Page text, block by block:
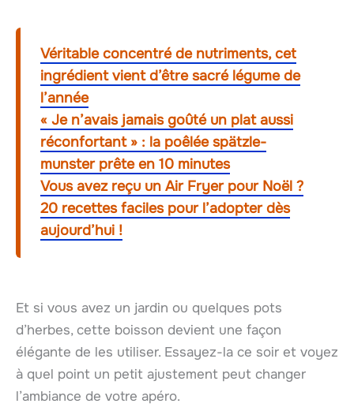
Véritable concentré de nutriments, cet
ingrédient vient d’être sacré légume de
l’année
« Je n’avais jamais goûté un plat aussi
réconfortant » : la poêlée spätzle-
munster prête en 10 minutes
Vous avez reçu un Air Fryer pour Noël ?
20 recettes faciles pour l’adopter dès
aujourd’hui !
Et si vous avez un jardin ou quelques pots
d’herbes, cette boisson devient une façon
élégante de les utiliser. Essayez-la ce soir et voyez
à quel point un petit ajustement peut changer
l’ambiance de votre apéro.